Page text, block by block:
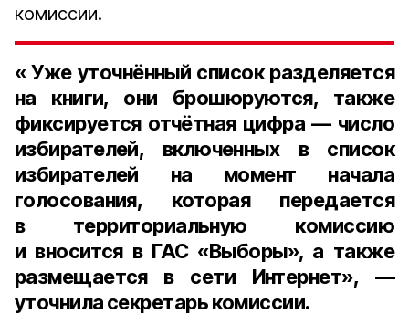
комиссии.
« Уже уточнённый список разделяется
на книги, они брошюруются, также
фиксируется отчётная цифра — число
избирателей, включенных в список
избирателей на момент начала
голосования, которая передается
в территориальную комиссию
и вносится в ГАС «Выборы», а также
размещается в сети Интернет», —
уточнила секретарь комиссии.